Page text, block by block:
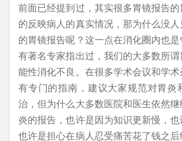
前面已经提到过，其实很多胃镜报告
的反映病人的真实情况，那为什么没
的胃镜报告呢？这一点在消化圈内也
有著名专家指出过，我们的大多数所
能性消化不良。在很多学术会议和学
有专门的指南，建议大家规范对胃炎
治，但为什么大多数医院和医生依然
炎的报告，也许是因为知识更新慢，也
也许是担心在病人忍受痛苦花了钱之